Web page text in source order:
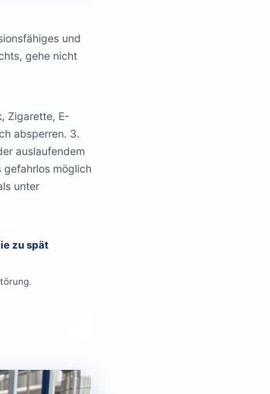
und
gehe nicht
Zigarette, E-
absperren. 3.
auslaufendem
gefahrlos möglich
unter
zu spät